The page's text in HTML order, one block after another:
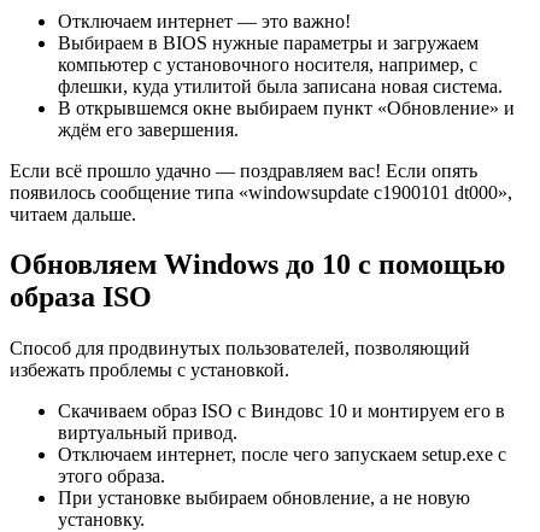
Отключаем интернет — это важно!
Выбираем в BIOS нужные параметры и загружаем
компьютер с установочного носителя, например, с
флешки, куда утилитой была записана новая система.
В открывшемся окне выбираем пункт «Обновление» и
ждём его завершения.
Если всё прошло удачно — поздравляем вас! Если опять
появилось сообщение типа «windowsupdate c1900101 dt000»,
читаем дальше.
Обновляем Windows до 10 с помощью
образа ISO
Способ для продвинутых пользователей, позволяющий
избежать проблемы с установкой.
Скачиваем образ ISO с Виндовс 10 и монтируем его в
виртуальный привод.
Отключаем интернет, после чего запускаем setup.exe с
этого образа.
При установке выбираем обновление, а не новую
установку.